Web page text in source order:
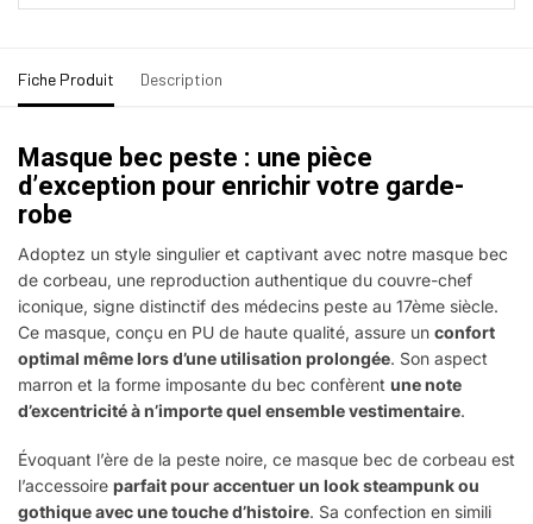
Fiche Produit Description
Masque bec peste : une pièce
d’exception pour enrichir votre garde-
robe
Adoptez un style singulier et captivant avec notre masque bec
de corbeau, une reproduction authentique du couvre-chef
iconique, signe distinctif des médecins peste au 17ème siècle.
Ce masque, conçu en PU de haute qualité, assure un confort
optimal même lors d’une utilisation prolongée. Son aspect
marron et la forme imposante du bec confèrent une note
d’excentricité à n’importe quel ensemble vestimentaire.
Évoquant l’ère de la peste noire, ce masque bec de corbeau est
l’accessoire parfait pour accentuer un look steampunk ou
gothique avec une touche d’histoire. Sa confection en simili